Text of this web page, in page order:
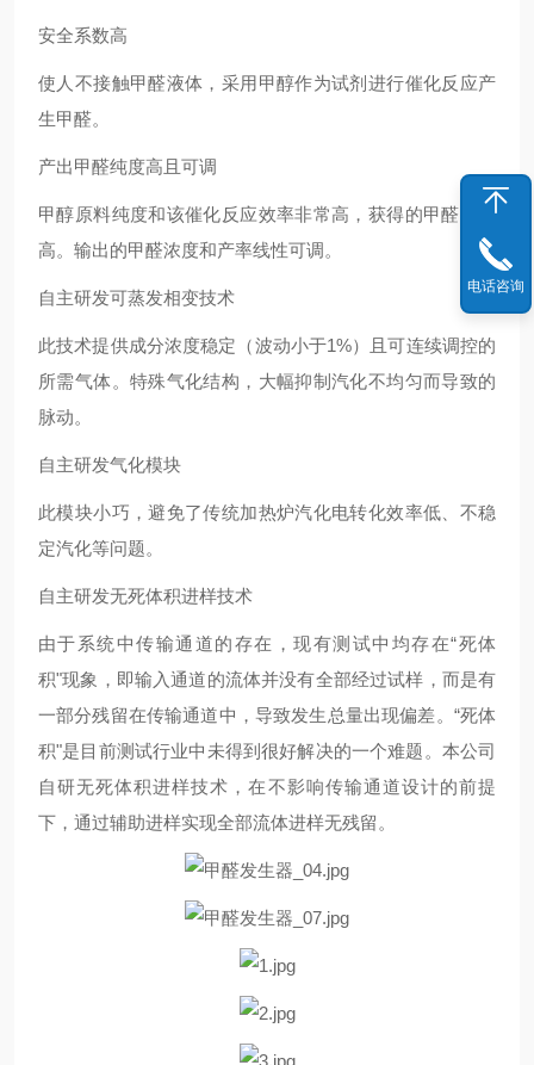
安全系数高
使人不接触甲醛液体，采用甲醇作为试剂进行催化反应产
生甲醛。
产出甲醛纯度高且可调
甲醇原料纯度和该催化反应效率非常高，获得的甲醛纯度
高。输出的甲醛浓度和产率线性可调。
自主研发可蒸发相变技术
此技术提供成分浓度稳定（波动小于1%）且可连续调控的
所需气体。特殊气化结构，大幅抑制汽化不均匀而导致的
脉动。
自主研发气化模块
此模块小巧，避免了传统加热炉汽化电转化效率低、不稳
定汽化等问题。
自主研发无死体积进样技术
由于系统中传输通道的存在，现有测试中均存在“死体
积"现象，即输入通道的流体并没有全部经过试样，而是有
一部分残留在传输通道中，导致发生总量出现偏差。“死体
积"是目前测试行业中未得到很好解决的一个难题。本公司
自研无死体积进样技术，在不影响传输通道设计的前提
下，通过辅助进样实现全部流体进样无残留。
电话咨询